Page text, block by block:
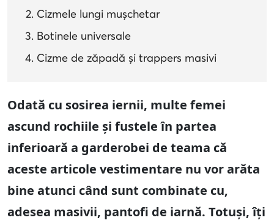
Cizmele lungi mușchetar
Botinele universale
Cizme de zăpadă și trappers masivi
Odată cu sosirea iernii, multe femei
ascund rochiile și fustele în partea
inferioară a garderobei de teama că
aceste articole vestimentare nu vor arăta
bine atunci când sunt combinate cu,
adesea masivii, pantofi de iarnă. Totuși, îți